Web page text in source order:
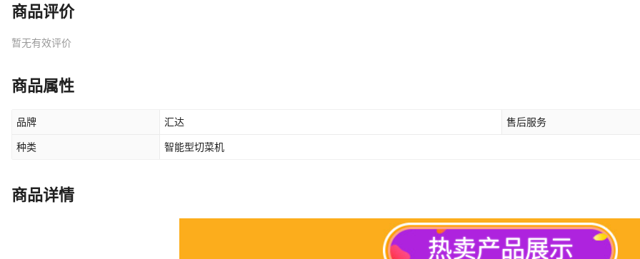
商品评价
暂无有效评价
商品属性
品牌 汇达 售后服务
种类 智能型切菜机
商品详情